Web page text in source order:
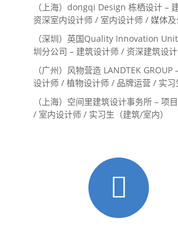
（上海）dongqi Design 栋栖设计 –
资深室内设计师 / 室内设计师 / 媒体及
系主管 / 设计实习生（常年招聘）
（深圳）英国Quality Innovation
圳分公司 – 建筑设计师 / 资深建筑设
内设计师 / 设计实习生
（广州）风物营造 LANDTEK GROUP
设计师 / 植物设计师 / 品牌运营 / 实习
（上海）空间里建筑设计事务所 – 项
/ 室内设计师 / 实习生（建筑/室内）